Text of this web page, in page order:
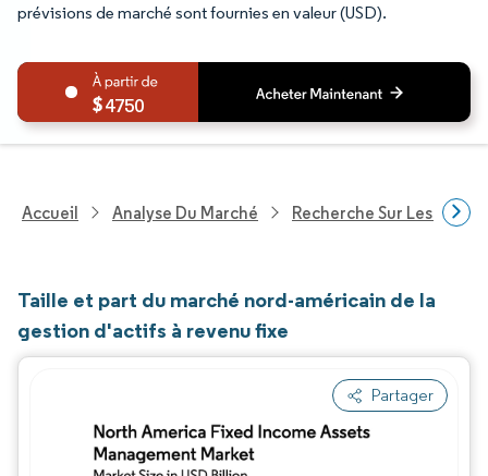
prévisions de marché sont fournies en valeur (USD).
4750
Accueil Analyse Du Marché Recherche Sur Les
Taille et part du marché nord-américain de la
gestion d'actifs à revenu fixe
Partager